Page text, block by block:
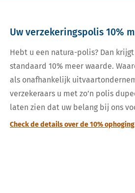
Uw verzekeringspolis 10%
Hebt u een natura-polis? Dan
standaard 10% meer waarde.
als onafhankelijk
verzekeraars u met zo’n polis
laten zien dat uw belang bij ons
Check de details over de 10% ophoging